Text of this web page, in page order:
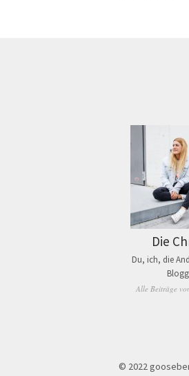
Die
Du, ich, die
Alle Beiträge
© 2022